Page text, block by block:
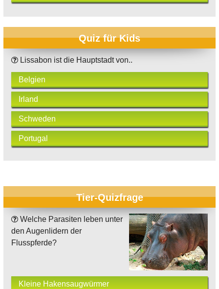
Quiz für Kids
Lissabon ist die Hauptstadt von..
Belgien
Irland
Schweden
Portugal
Tier-Quizfrage
Welche Parasiten leben unter
den Augenlidern der
Flusspferde?
Kleine Hakensaugwürmer